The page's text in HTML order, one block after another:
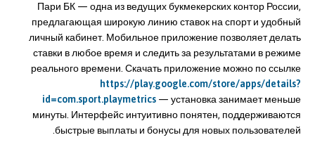
Пари БК — одна из ведущих букмекерских контор России,
предлагающая широкую линию ставок на спорт и удобный
личный кабинет. Мобильное приложение позволяет делать
ставки в любое время и следить за результатами в режиме
реального времени. Скачать приложение можно по ссылке
https://play.google.com/store/apps/details?
id=com.sport.playmetrics — установка занимает меньше
минуты. Интерфейс интуитивно понятен, поддерживаются
быстрые выплаты и бонусы для новых пользователей.